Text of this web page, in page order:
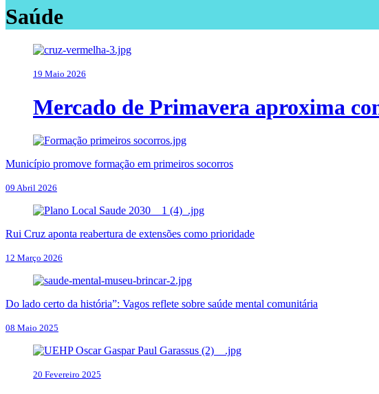
Saúde
19 Maio 2026
Mercado de Primavera aproxima
Município promove formação em primeiros socorros
09 Abril 2026
Rui Cruz aponta reabertura de extensões como prioridade
12 Março 2026
Do lado certo da história”: Vagos reflete sobre saúde mental comunitária
08 Maio 2025
20 Fevereiro 2025